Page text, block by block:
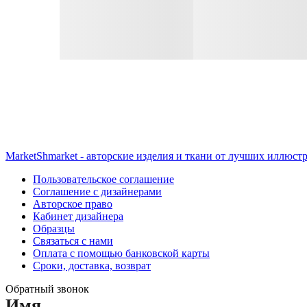
MarketShmarket - авторские изделия и ткани от лучших
Пользовательское соглашение
Соглашение с дизайнерами
Авторское право
Кабинет дизайнера
Образцы
Связаться с нами
Оплата с помощью банковской карты
Сроки, доставка, возврат
Обратный звонок